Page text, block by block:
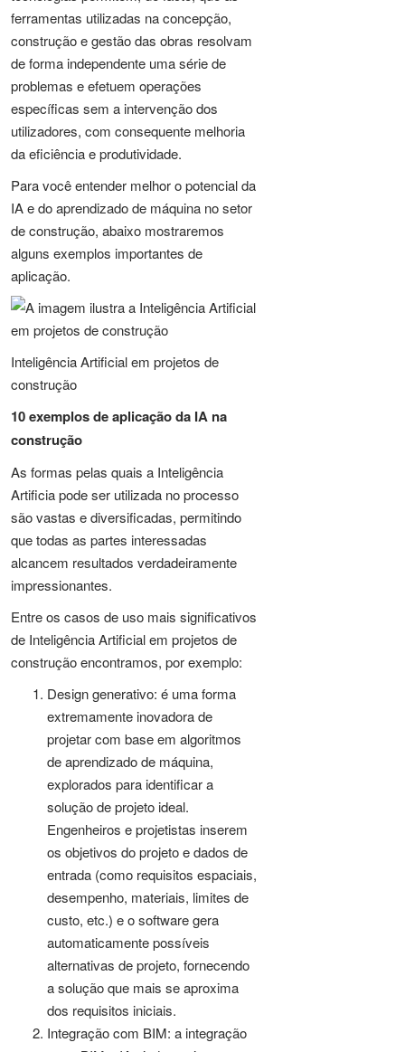
ferramentas utilizadas na concepção,
construção e gestão das obras resolvam
de forma independente uma série de
problemas e efetuem operações
específicas sem a intervenção dos
utilizadores, com consequente melhoria
da eficiência e produtividade.
Para você entender melhor o potencial da
IA e do aprendizado de máquina no setor
de construção, abaixo mostraremos
alguns exemplos importantes de
aplicação.
Inteligência Artificial em projetos de
construção
10 exemplos de aplicação da IA na
construção
As formas pelas quais a Inteligência
Artificia pode ser utilizada no processo
são vastas e diversificadas, permitindo
que todas as partes interessadas
alcancem resultados verdadeiramente
impressionantes.
Entre os casos de uso mais significativos
de Inteligência Artificial em projetos de
construção encontramos, por exemplo:
Design generativo: é uma forma
extremamente inovadora de
projetar com base em algoritmos
de aprendizado de máquina,
explorados para identificar a
solução de projeto ideal.
Engenheiros e projetistas inserem
os objetivos do projeto e dados de
entrada (como requisitos espaciais,
desempenho, materiais, limites de
custo, etc.) e o software gera
automaticamente possíveis
alternativas de projeto, fornecendo
a solução que mais se aproxima
dos requisitos iniciais.
Integração com BIM: a integração